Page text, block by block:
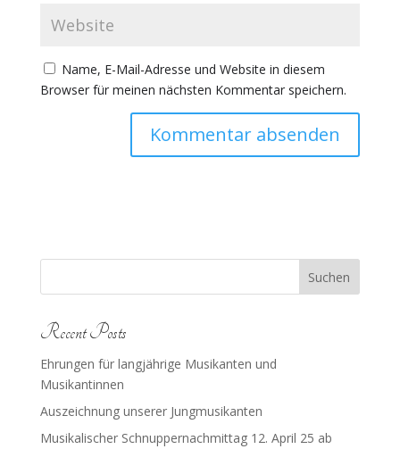
Name, E-Mail-Adresse und Website in diesem
Browser für meinen nächsten Kommentar speichern.
Suchen
Recent Posts
Ehrungen für langjährige Musikanten und
Musikantinnen
Auszeichnung unserer Jungmusikanten
Musikalischer Schnuppernachmittag 12. April 25 ab